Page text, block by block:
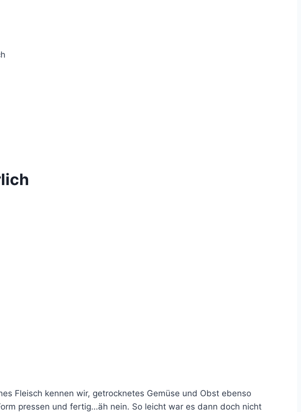
Fleisch kennen wir, getrocknetes Gemüse und Obst ebenso
pressen und fertig…äh nein. So leicht war es dann doch nicht